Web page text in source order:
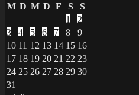
M D M D F S
S
1
2
3
4 5 6 7 8
9
10 11 12 13 14 15 16
17 18 19 20 21 22 23
24 25 26 27 28 29 30
31